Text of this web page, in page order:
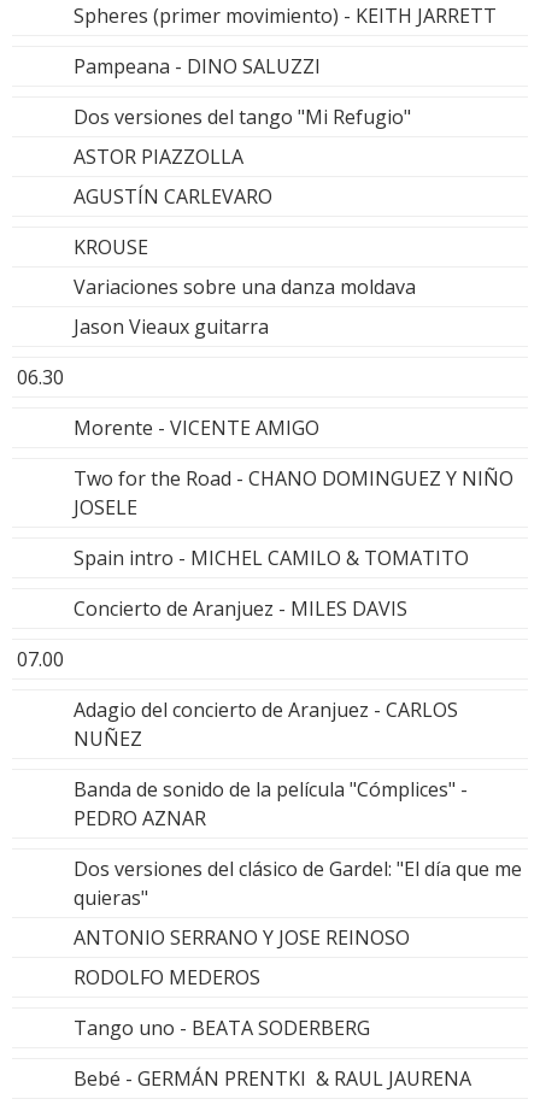
Spheres (primer movimiento) - KEITH JARRETT
Pampeana - DINO SALUZZI
Dos versiones del tango "Mi Refugio"
ASTOR PIAZZOLLA
AGUSTÍN CARLEVARO
KROUSE
Variaciones sobre una danza moldava
Jason Vieaux guitarra
06.30
Morente - VICENTE AMIGO
Two for the Road - CHANO DOMINGUEZ Y NIÑO
JOSELE
Spain intro - MICHEL CAMILO & TOMATITO
Concierto de Aranjuez - MILES DAVIS
07.00
Adagio del concierto de Aranjuez - CARLOS
NUÑEZ
Banda de sonido de la película "Cómplices" -
PEDRO AZNAR
Dos versiones del clásico de Gardel: "El día que me
quieras"
ANTONIO SERRANO Y JOSE REINOSO
RODOLFO MEDEROS
Tango uno - BEATA SODERBERG
Bebé - GERMÁN PRENTKI & RAUL JAURENA